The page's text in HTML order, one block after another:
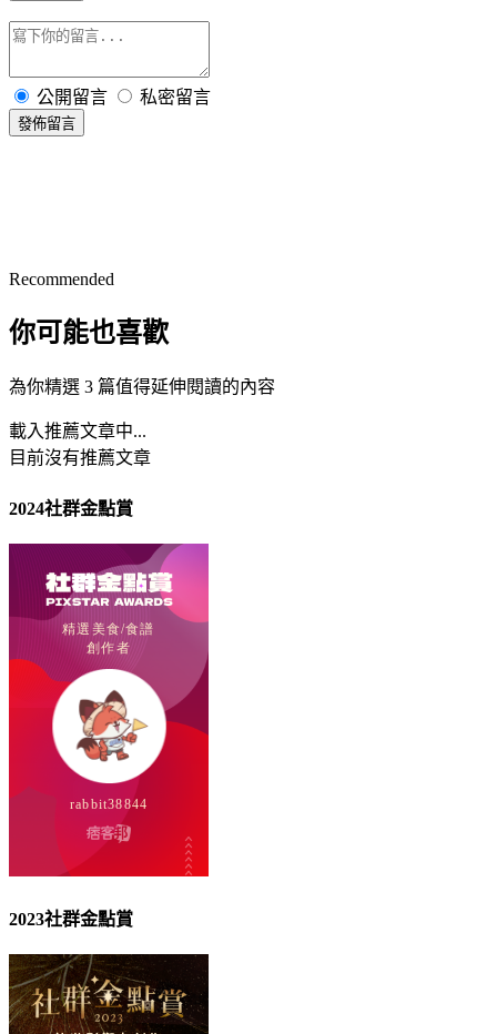
公開留言 私密留言
發佈留言
Recommended
你可能也喜歡
為你精選 3 篇值得延伸閱讀的內容
載入推薦文章中...
目前沒有推薦文章
2024社群金點賞
2023社群金點賞